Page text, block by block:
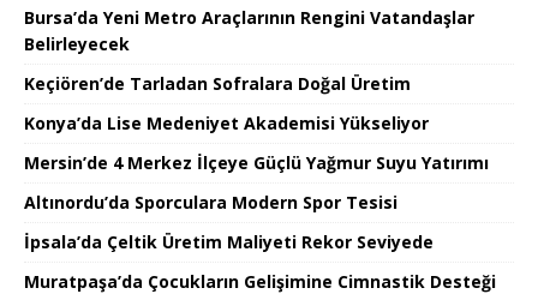
Bursa’da Yeni Metro Araçlarının Rengini Vatandaşlar
Belirleyecek
Keçiören’de Tarladan Sofralara Doğal Üretim
Konya’da Lise Medeniyet Akademisi Yükseliyor
Mersin’de 4 Merkez İlçeye Güçlü Yağmur Suyu Yatırımı
Altınordu’da Sporculara Modern Spor Tesisi
İpsala’da Çeltik Üretim Maliyeti Rekor Seviyede
Muratpaşa’da Çocukların Gelişimine Cimnastik Desteği